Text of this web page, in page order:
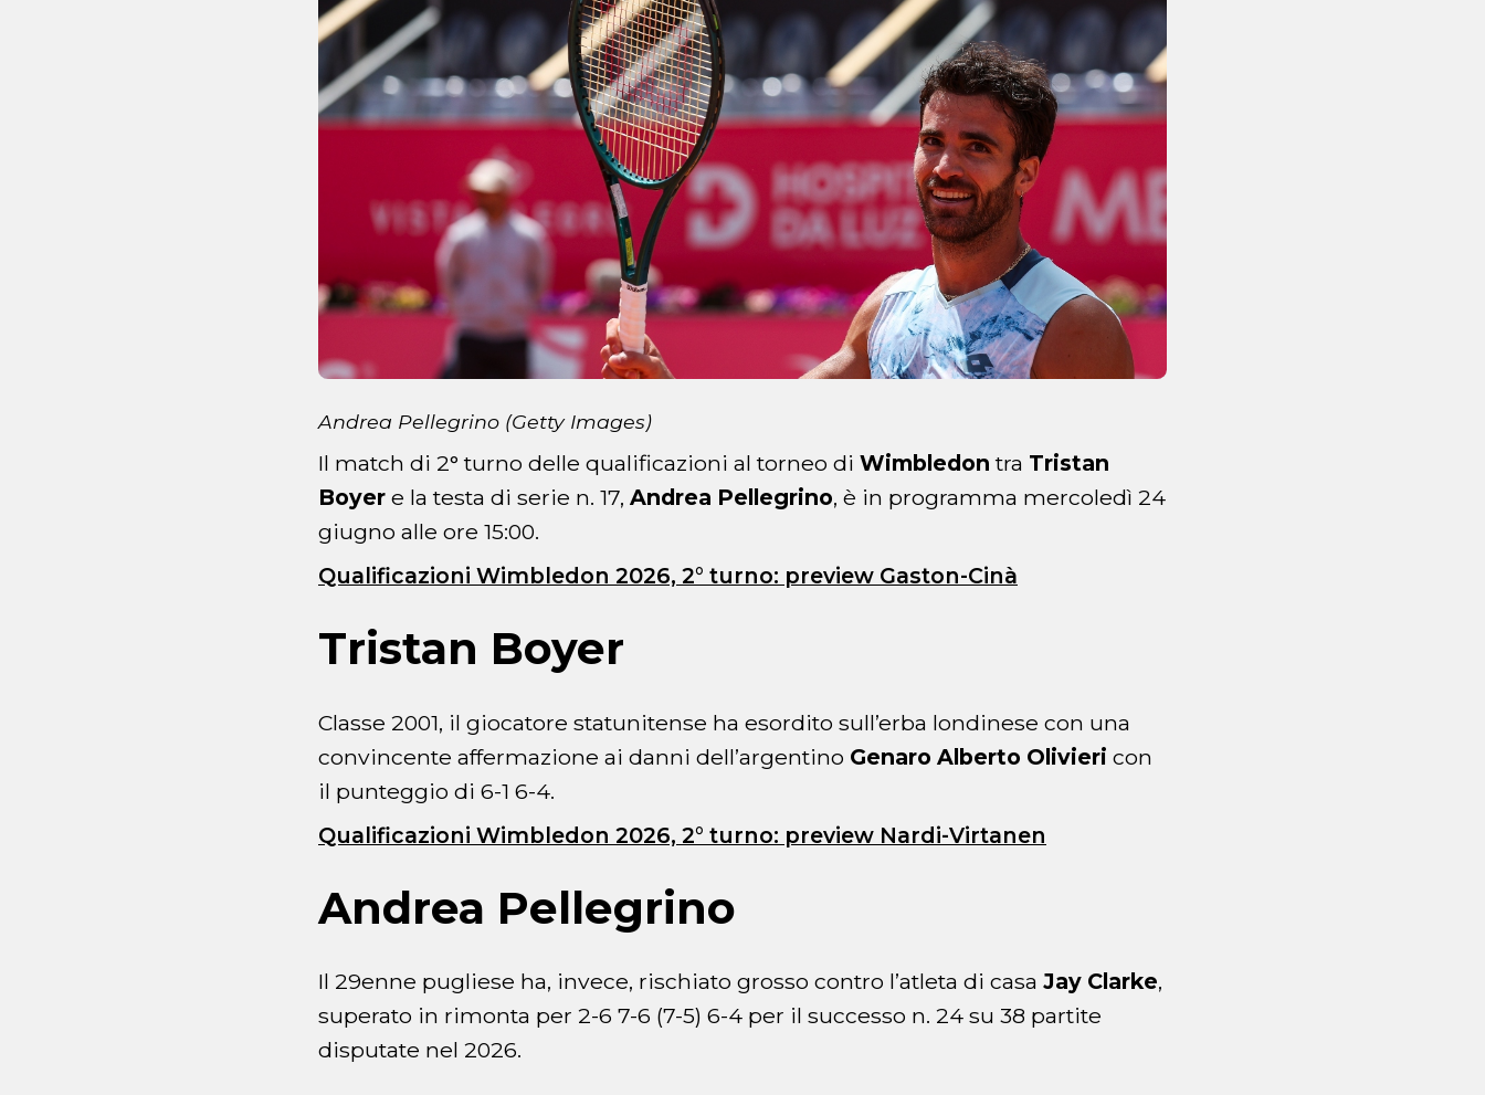
Andrea Pellegrino (Getty Images)
Il match di 2° turno delle qualificazioni al torneo di Wimbledon tra Tristan
Boyer e la testa di serie n. 17, Andrea Pellegrino, è in programma mercoledì 24
giugno alle ore 15:00.
Qualificazioni Wimbledon 2026, 2° turno: preview Gaston-Cinà
Tristan Boyer
Classe 2001, il giocatore statunitense ha esordito sull’erba londinese con una
convincente affermazione ai danni dell’argentino Genaro Alberto Olivieri con
il punteggio di 6-1 6-4.
Qualificazioni Wimbledon 2026, 2° turno: preview Nardi-Virtanen
Andrea Pellegrino
Il 29enne pugliese ha, invece, rischiato grosso contro l’atleta di casa Jay Clarke,
superato in rimonta per 2-6 7-6 (7-5) 6-4 per il successo n. 24 su 38 partite
disputate nel 2026.